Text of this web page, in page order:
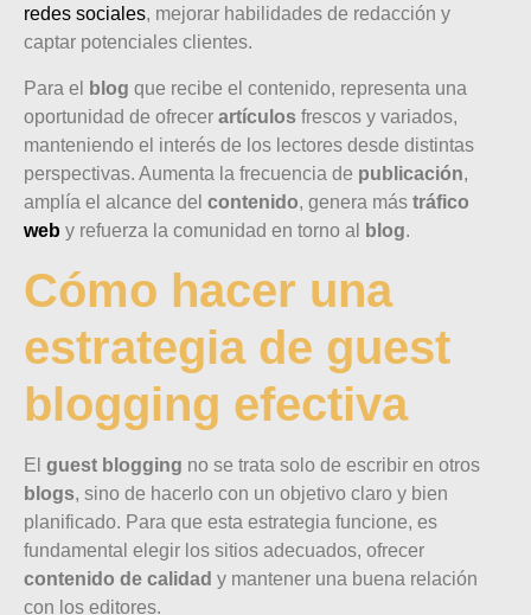
redes sociales, mejorar habilidades de redacción y
captar potenciales clientes.
Para el blog que recibe el contenido, representa una
oportunidad de ofrecer artículos frescos y variados,
manteniendo el interés de los lectores desde distintas
perspectivas. Aumenta la frecuencia de publicación,
amplía el alcance del contenido, genera más tráfico
web y refuerza la comunidad en torno al blog.
Cómo hacer una
estrategia de guest
blogging efectiva
El guest blogging no se trata solo de escribir en otros
blogs, sino de hacerlo con un objetivo claro y bien
planificado. Para que esta estrategia funcione, es
fundamental elegir los sitios adecuados, ofrecer
contenido de calidad y mantener una buena relación
con los editores.